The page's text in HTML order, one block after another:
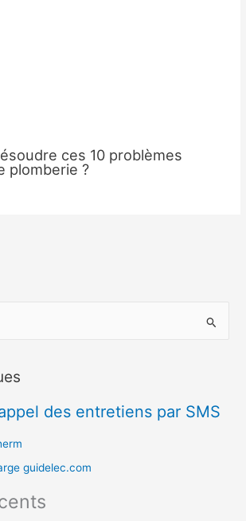
ces 10 problèmes
plomberie ?
des entretiens par SMS
guidelec.com